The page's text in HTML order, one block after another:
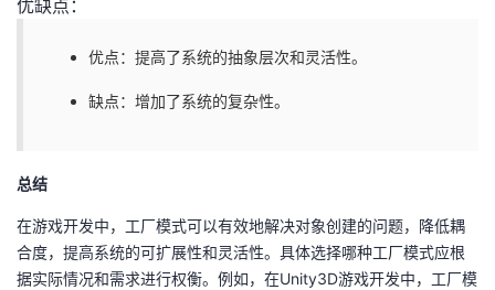
优缺点：
优点：提高了系统的抽象层次和灵活性。
缺点：增加了系统的复杂性。
总结
在游戏开发中，工厂模式可以有效地解决对象创建的问题，降低耦
合度，提高系统的可扩展性和灵活性。具体选择哪种工厂模式应根
据实际情况和需求进行权衡。例如，在Unity3D游戏开发中，工厂模